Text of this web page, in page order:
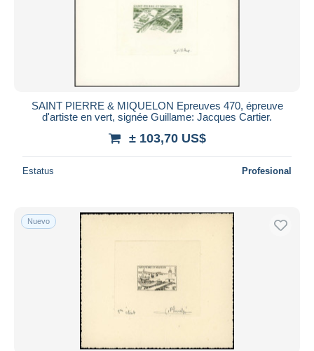
SAINT PIERRE & MIQUELON Epreuves 470, épreuve
d'artiste en vert, signée Guillame: Jacques Cartier.
± 103,70 US$
Estatus Profesional
Nuevo